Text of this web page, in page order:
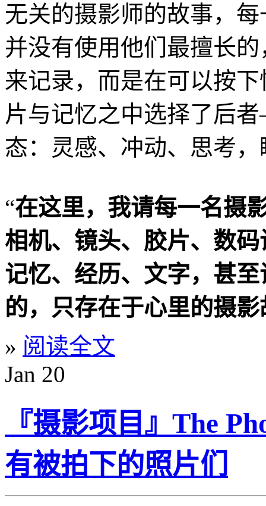
无关的摄影师的故事，
并没有使用他们最擅长
来记录，而是在可以按
片与记忆之中选择了后
态：灵感、冲动、思考
“在这里，我请每一名摄
相机、镜头、胶片、数
记忆、经历、文字，甚
的，只存在于心里的摄影
» 阅读全文
Jan 20
『摄影项目』The
有被拍下的照片们